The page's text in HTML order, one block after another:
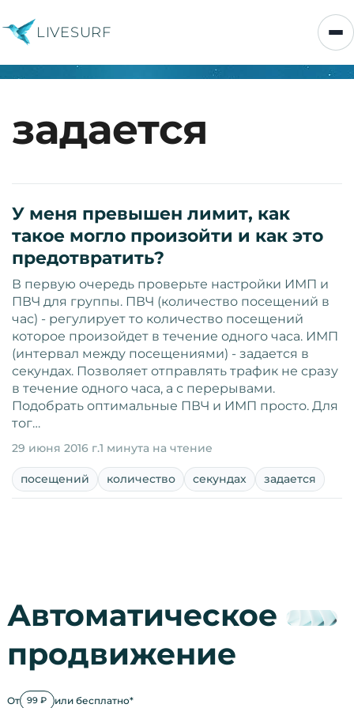
LIVESURF
задается
У меня превышен лимит, как
такое могло произойти и как это
предотвратить?
В первую очередь проверьте настройки ИМП и
ПВЧ для группы. ПВЧ (количество посещений в
час) - регулирует то количество посещений
которое произойдет в течение одного часа. ИМП
(интервал между посещениями) - задается в
секундах. Позволяет отправлять трафик не сразу
в течение одного часа, а с перерывами.
Подобрать оптимальные ПВЧ и ИМП просто. Для
тог…
29 июня 2016 г.1 минута на чтение
посещений количество секундах задается
Автоматическое
продвижение
От 99 ₽ или бесплатно*